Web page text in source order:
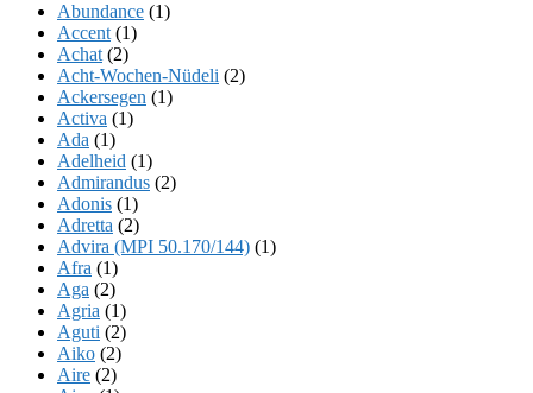
Abundance (1)
Accent (1)
Achat (2)
Acht-Wochen-Nüdeli (2)
Ackersegen (1)
Activa (1)
Ada (1)
Adelheid (1)
Admirandus (2)
Adonis (1)
Adretta (2)
Advira (MPI 50.170/144) (1)
Afra (1)
Aga (2)
Agria (1)
Aguti (2)
Aiko (2)
Aire (2)